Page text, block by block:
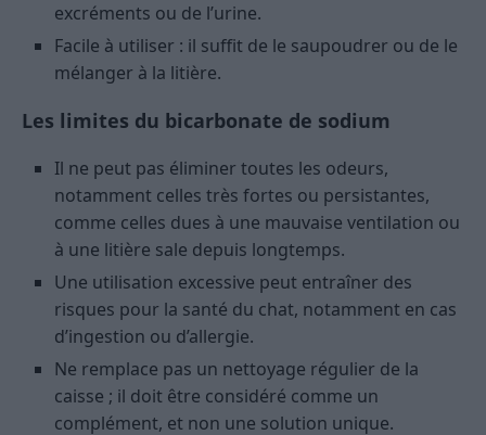
excréments ou de l’urine.
Facile à utiliser : il suffit de le saupoudrer ou de le
mélanger à la litière.
Les limites du bicarbonate de sodium
Il ne peut pas éliminer toutes les odeurs,
notamment celles très fortes ou persistantes,
comme celles dues à une mauvaise ventilation ou
à une litière sale depuis longtemps.
Une utilisation excessive peut entraîner des
risques pour la santé du chat, notamment en cas
d’ingestion ou d’allergie.
Ne remplace pas un nettoyage régulier de la
caisse ; il doit être considéré comme un
complément, et non une solution unique.